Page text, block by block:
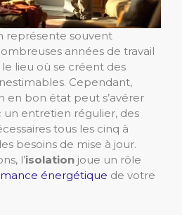
représente souvent
années de travail
lieu où se créent des
Cependant,
en bon état peut s’avérer
entretien régulier, des
tous les cinq à
besoins de mise à jour.
l’isolation joue un rôle
énergétique de votre